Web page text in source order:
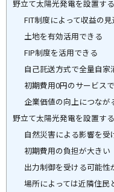
野立て太陽光発電を設置す
FIT制度によって収益の
土地を有効活用できる
FIP制度を活用できる
自己託送方式で全量自家
初期費用0円のサービス
企業価値の向上につなが
野立て太陽光発電を設置す
自然災害による影響を受
初期費用の負担が大きい
出力制御を受ける可能性
場所によっては近隣住民